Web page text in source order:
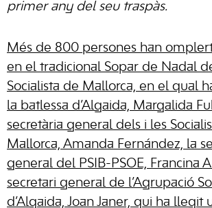
primer any del seu traspàs.
Més de 800 persones han
en el tradicional Sopar de Nadal
Socialista de Mallorca, en el qual
la batlessa d’Algaida, Margalida
secretària general dels i les
Mallorca, Amanda Fernández, la
general del PSIB-PSOE, Francina
secretari general de l’Agrupació
d’Algaida, Joan Janer, qui ha llegit